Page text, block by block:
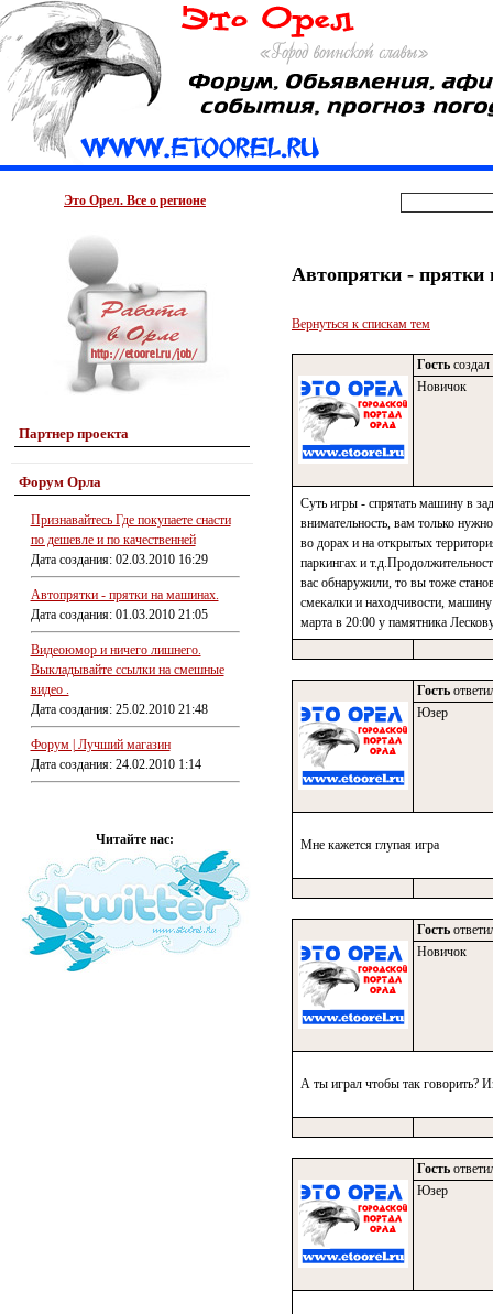
Это Орел. Все о регионе
Партнер проекта
Форум Орла
Признавайтесь Где покупаете снасти
по дешевле и по качественней
Дата создания: 02.03.2010 16:29
Автопрятки - прятки на машинах.
Дата создания: 01.03.2010 21:05
Видеоюмор и ничего лишнего.
Выкладывайте ссылки на смешные
видео .
Дата создания: 25.02.2010 21:48
Форум | Лучший магазин
Дата создания: 24.02.2010 1:14
Читайте нас:
Автопрятки - прятки
Вернуться к спискам тем
Гость
Новичок
Суть игры - спрятать машину в
внимательность, вам только
во дорах и на открытых
паркингах и
вас обнаружили, то вы тоже
смекалки и находчивости,
марта в 20:00 у памятника
Гость
Юзер
Мне кажется глупая игра
Гость
Новичок
А ты играл чтобы так говорить?
Гость
Юзер